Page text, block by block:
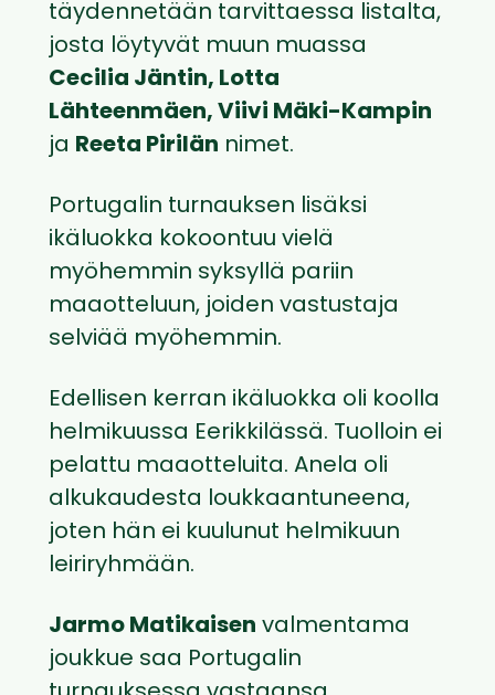
täydennetään tarvittaessa listalta,
josta löytyvät muun muassa
Cecilia Jäntin, Lotta
Lähteenmäen, Viivi Mäki-Kampin
ja Reeta Pirilän nimet.
Portugalin turnauksen lisäksi
ikäluokka kokoontuu vielä
myöhemmin syksyllä pariin
maaotteluun, joiden vastustaja
selviää myöhemmin.
Edellisen kerran ikäluokka oli koolla
helmikuussa Eerikkilässä. Tuolloin ei
pelattu maaotteluita. Anela oli
alkukaudesta loukkaantuneena,
joten hän ei kuulunut helmikuun
leiriryhmään.
Jarmo Matikaisen valmentama
joukkue saa Portugalin